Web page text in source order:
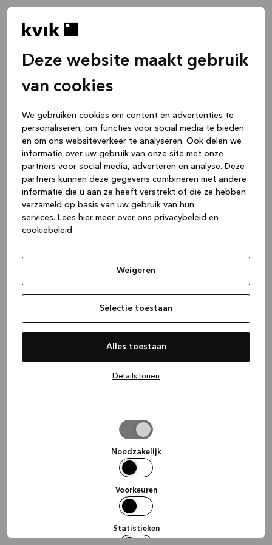
Deze website maakt gebruik
van cookies
We gebruiken cookies om content en advertenties te
personaliseren, om functies voor social media te bieden
en om ons websiteverkeer te analyseren. Ook delen we
informatie over uw gebruik van onze site met onze
partners voor social media, adverteren en analyse. Deze
partners kunnen deze gegevens combineren met andere
informatie die u aan ze heeft verstrekt of die ze hebben
verzameld op basis van uw gebruik van hun
services. Lees hier meer over ons privacybeleid en
cookiebeleid
Weigeren
Selectie toestaan
Alles toestaan
Details tonen
Noodzakelijk
Voorkeuren
Statistieken
(see the browser console for more
information).